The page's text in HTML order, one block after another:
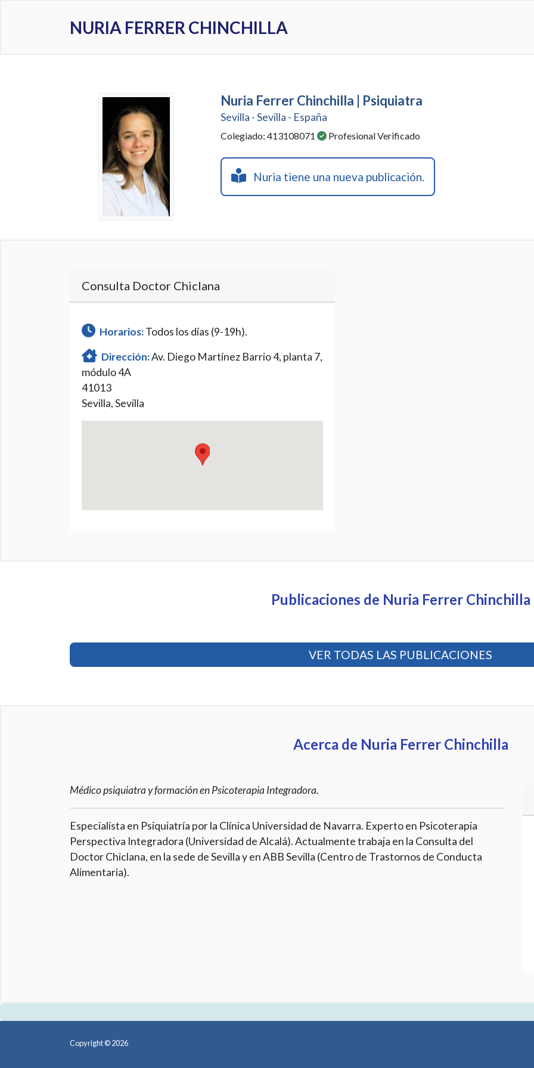
NURIA FERRER CHINCHILLA
Nuria Ferrer Chinchilla | Psiquiatra
Sevilla - Sevilla - España
Colegiado: 413108071 Profesional Verificado
Nuria tiene una nueva publicación.
Consulta Doctor Chiclana
Horarios:Todos los días (9-19h).
Dirección:Av. Diego Martínez Barrio 4, planta 7,
módulo 4A
41013
Sevilla, Sevilla
Publicaciones de Nuria Ferrer Chinchilla
VER TODAS LAS PUBLICACIONES
Acerca de Nuria Ferrer Chinchilla
Médico psiquiatra y formación en Psicoterapia Integradora.
Especialista en Psiquiatría por la Clínica Universidad de Navarra. Experto en Psicoterapia
Perspectiva Integradora (Universidad de Alcalá). Actualmente trabaja en la Consulta del
Doctor Chiclana, en la sede de Sevilla y en ABB Sevilla (Centro de Trastornos de Conducta
Alimentaria).
Copyright © 2026